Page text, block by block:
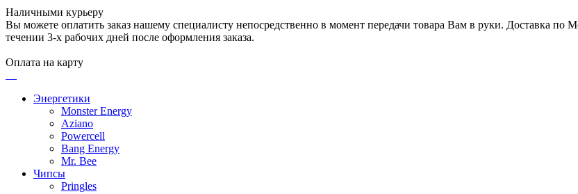
Наличными курьеру
Вы можете оплатить заказ нашему специалисту непосредственно в момент передачи товара Вам в руки. Доставка по
течении 3-х рабочих дней после оформления заказа.
Оплата на карту
Энергетики
Monster Energy
Aziano
Powercell
Bang Energy
Mr. Bee
Чипсы
Pringles